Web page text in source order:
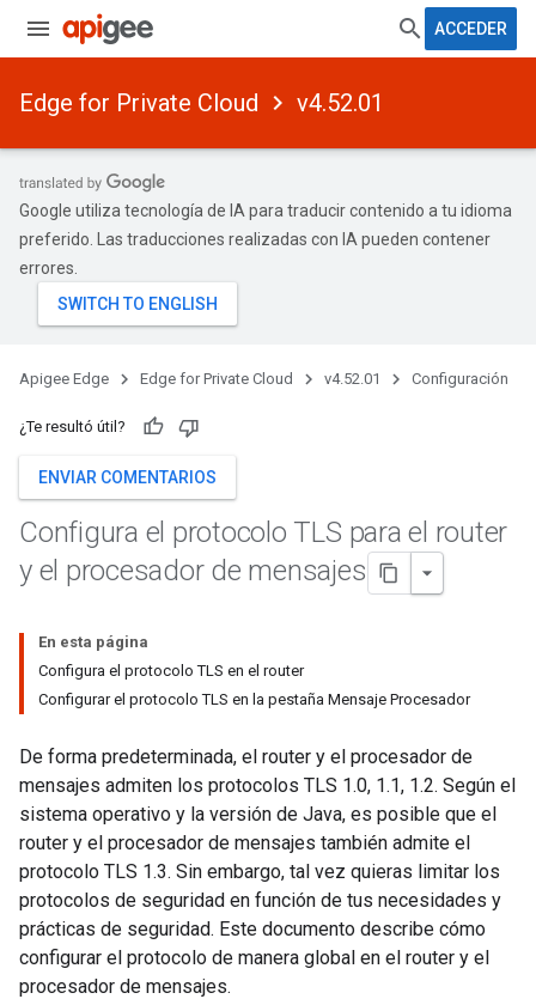
ACCEDER
Edge for Private Cloud v4.52.01
Google utiliza tecnología de IA para traducir contenido a tu idioma
preferido. Las traducciones realizadas con IA pueden contener
errores.
Apigee Edge Edge for Private Cloud v4.52.01 Configuración
¿Te resultó útil?
ENVIAR COMENTARIOS
Configura el protocolo TLS para el router
y el procesador de mensajes
En esta página
Configura el protocolo TLS en el router
Configurar el protocolo TLS en la pestaña Mensaje Procesador
De forma predeterminada, el router y el procesador de
mensajes admiten los protocolos TLS 1.0, 1.1, 1.2. Según el
sistema operativo y la versión de Java, es posible que el
router y el procesador de mensajes también admite el
protocolo TLS 1.3. Sin embargo, tal vez quieras limitar los
protocolos de seguridad en función de tus necesidades y
prácticas de seguridad. Este documento describe cómo
configurar el protocolo de manera global en el router y el
procesador de mensajes.